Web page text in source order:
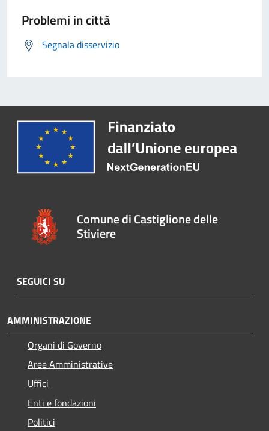
Problemi in città
Segnala disservizio
Comune di Castiglione delle
Stiviere
SEGUICI SU
AMMINISTRAZIONE
Organi di Governo
Aree Amministrative
Uffici
Enti e fondazioni
Politici